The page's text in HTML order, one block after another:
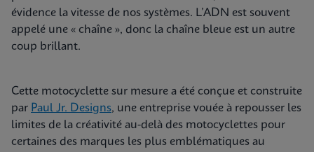
évidence la vitesse de nos systèmes. L’ADN est souvent
appelé une « chaîne », donc la chaîne bleue est un autre
coup brillant.
Cette motocyclette sur mesure a été conçue et construite
par Paul Jr. Designs, une entreprise vouée à repousser les
limites de la créativité au-delà des motocyclettes pour
certaines des marques les plus emblématiques au